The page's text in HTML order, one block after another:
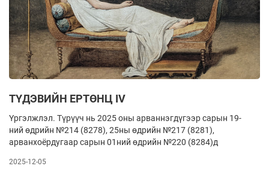
ТҮДЭВИЙН ­ЕРТӨНЦ ­­IV
Үргэлжлэл. Түрүүч нь 2025 оны арваннэгдүгээр сарын 19­
ний өдрийн №214 (8278), 25­ны өдрийн №217 (8281),
арванхоёрдугаар сарын 01­ний өдрийн №220 (8284)­д
2025-12-05